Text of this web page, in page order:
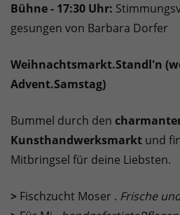
Bühne - 17:30 Uhr:
gesungen von Barbara Dorfer
Weihnachtsmarkt.Standl'n
Advent.Samstag)
Bummel durch den
Kunsthandwerksmarkt und
Mitbringsel für deine Liebsten.
> Fischzucht Moser . Frische